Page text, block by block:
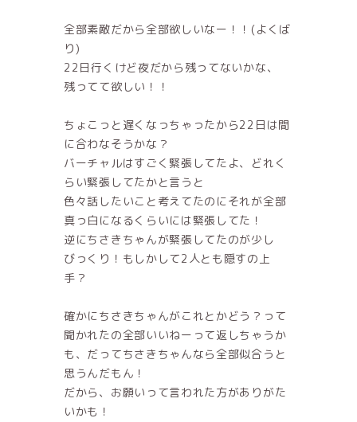
全部素敵だから全部欲しいなー！！(よくば
り)
22日行くけど夜だから残ってないかな、
残ってて欲しい！！
ちょこっと遅くなっちゃったから22日は間
に合わなそうかな？
バーチャルはすごく緊張してたよ、どれく
らい緊張してたかと言うと
色々話したいこと考えてたのにそれが全部
真っ白になるくらいには緊張してた！
逆にちさきちゃんが緊張してたのが少し
びっくり！もしかして2人とも隠すの上
手？
確かにちさきちゃんがこれとかどう？って
聞かれたの全部いいねーって返しちゃうか
も、だってちさきちゃんなら全部似合うと
思うんだもん！
だから、お願いって言われた方がありがた
いかも！